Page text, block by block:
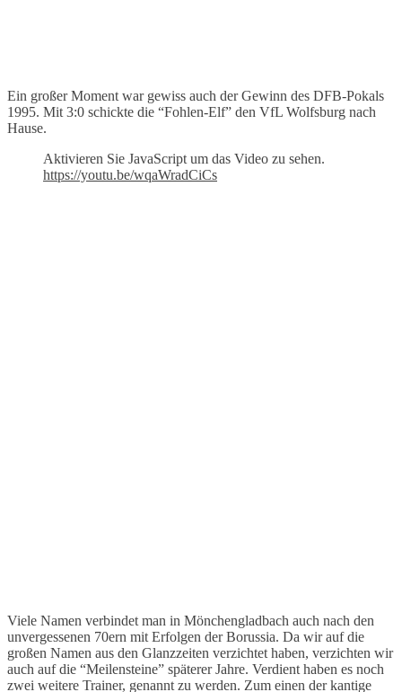
Ein großer Moment war gewiss auch der Gewinn des DFB-Pokals
1995. Mit 3:0 schickte die “Fohlen-Elf” den VfL Wolfsburg nach
Hause.
Aktivieren Sie JavaScript um das Video zu sehen.
https://youtu.be/wqaWradCiCs
Viele Namen verbindet man in Mönchengladbach auch nach den
unvergessenen 70ern mit Erfolgen der Borussia. Da wir auf die
großen Namen aus den Glanzzeiten verzichtet haben, verzichten wir
auch auf die “Meilensteine” späterer Jahre. Verdient haben es noch
zwei weitere Trainer, genannt zu werden. Zum einen der kantige